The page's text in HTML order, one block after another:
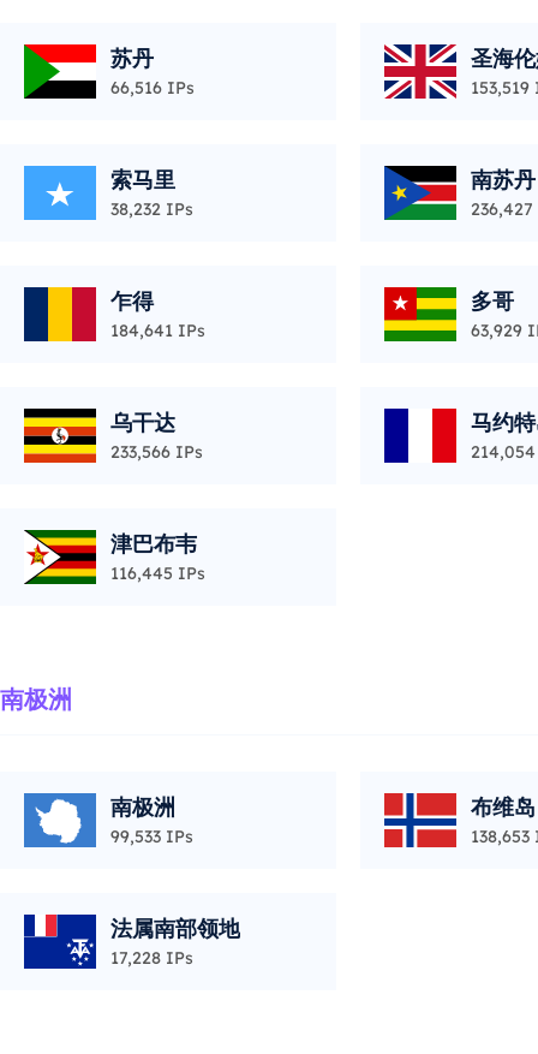
苏丹
66,516 IPs
圣海
153,519
索马里
38,232 IPs
南苏丹
乍得
184,641 IPs
多哥
63,929
乌干达
233,566 IPs
马约
津巴布韦
116,445 IPs
南极洲
南极洲
99,533 IPs
布维岛
138,653
法属南部领地
17,228 IPs